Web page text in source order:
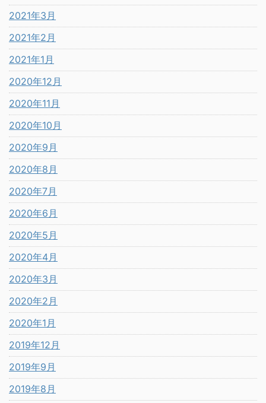
2021年3月
2021年2月
2021年1月
2020年12月
2020年11月
2020年10月
2020年9月
2020年8月
2020年7月
2020年6月
2020年5月
2020年4月
2020年3月
2020年2月
2020年1月
2019年12月
2019年9月
2019年8月